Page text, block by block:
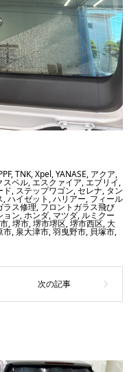
,TNK,Xpel,YANASE, アクア,
スペル,エスクァイア,エブリイ,
ド, ステップワゴン,セレナ,タン
,ハイゼット ,ハリアー, フィール
ラス修理, フロントガラス飛び
ョン,ホンダ, マツダ, ルミクー
,堺市,堺市堺区,堺市西区,大
市,泉大津市,羽曳野市, 貝塚市,